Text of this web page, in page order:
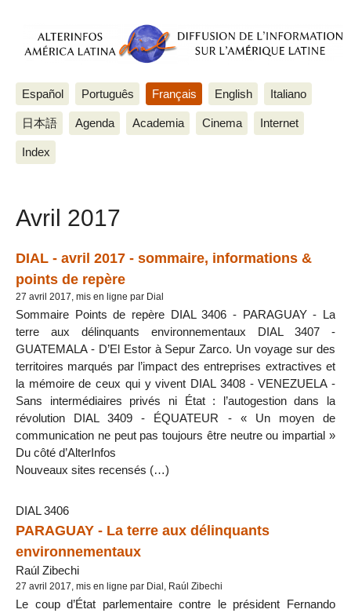
Español Português Français English Italiano
日本語 Agenda Academia Cinema Internet
Index
Avril 2017
DIAL - avril 2017 - sommaire, informations &
points de repère
27 avril 2017, mis en ligne par Dial
Sommaire Points de repère DIAL 3406 - PARAGUAY - La
terre aux délinquants environnementaux DIAL 3407 -
GUATEMALA - D’El Estor à Sepur Zarco. Un voyage sur des
territoires marqués par l’impact des entreprises extractives et
la mémoire de ceux qui y vivent DIAL 3408 - VENEZUELA -
Sans intermédiaires privés ni État : l’autogestion dans la
révolution DIAL 3409 - ÉQUATEUR - « Un moyen de
communication ne peut pas toujours être neutre ou impartial »
Du côté d’AlterInfos
Nouveaux sites recensés (…)
DIAL 3406
PARAGUAY - La terre aux délinquants
environnementaux
Raúl Zibechi
27 avril 2017, mis en ligne par Dial, Raúl Zibechi
Le coup d’État parlementaire contre le président Fernando